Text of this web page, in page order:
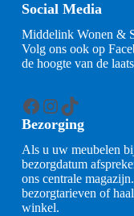
Social Media
Middelink Wonen &
Volg ons ook op
de hoogte van de
Facebook
Instagram
TikTok
Bezorging
Als u uw meubelen
bezorgdatum
ons centrale
bezorgtarieven of
winkel.